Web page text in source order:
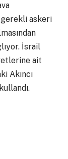
gerekli askeri
İsrail
ait
Akıncı